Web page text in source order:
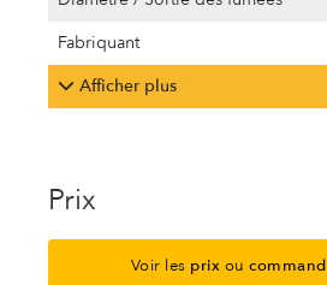
Fabriquant
Afficher plus
Prix
Voir les prix ou